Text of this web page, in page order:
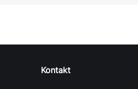
Kontakt